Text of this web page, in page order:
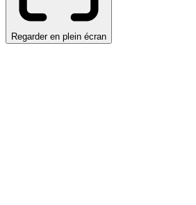
Regarder en plein écran